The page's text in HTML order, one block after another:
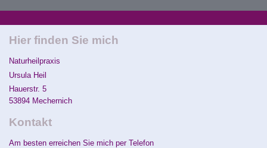
Hier finden Sie mich
Naturheilpraxis
Ursula Heil
Hauerstr. 5
53894 Mechernich
Kontakt
Am besten erreichen Sie mich per Telefon